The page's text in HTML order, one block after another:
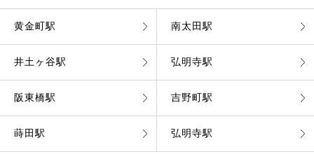
黄金町駅 南太田駅
井土ヶ谷駅 弘明寺駅
阪東橋駅 吉野町駅
蒔田駅 弘明寺駅